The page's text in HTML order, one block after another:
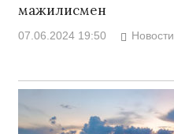
мажилисмен
07.06.2024 19:50 Новости